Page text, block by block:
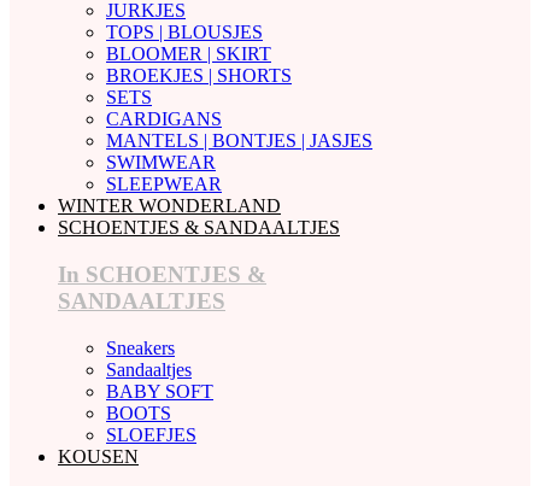
JURKJES
TOPS | BLOUSJES
BLOOMER | SKIRT
BROEKJES | SHORTS
SETS
CARDIGANS
MANTELS | BONTJES | JASJES
SWIMWEAR
SLEEPWEAR
WINTER WONDERLAND
SCHOENTJES & SANDAALTJES
In SCHOENTJES &
SANDAALTJES
Sneakers
Sandaaltjes
BABY SOFT
BOOTS
SLOEFJES
KOUSEN